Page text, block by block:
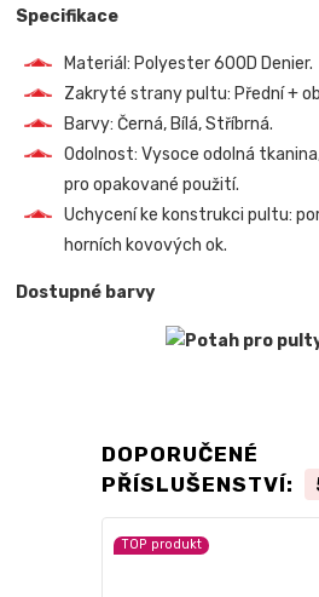
Specifikace
Materiál: Polyester 600D Denier.
Zakryté strany pultu: Přední +
Barvy: Černá, Bílá, Stříbrná.
Odolnost: Vysoce odolná
pro opakované použití.
Uchycení ke konstrukci pultu:
horních kovových ok.
Dostupné barvy
DOPORUČENÉ
PŘÍSLUŠENSTVÍ:
TOP produkt